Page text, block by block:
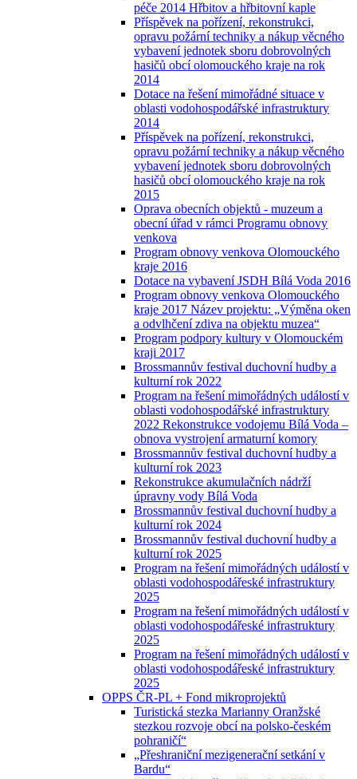
péče 2014 Hřbitov a hřbitovní kaple
Příspěvek na pořízení, rekonstrukci,
opravu požární techniky a nákup věcného
vybavení jednotek sboru dobrovolných
hasičů obcí olomouckého kraje na rok
2014
Dotace na řešení mimořádné situace v
oblasti vodohospodářské infrastruktury
2014
Příspěvek na pořízení, rekonstrukci,
opravu požární techniky a nákup věcného
vybavení jednotek sboru dobrovolných
hasičů obcí olomouckého kraje na rok
2015
Oprava obecních objektů - muzeum a
obecní úřad v rámci Programu obnovy
venkova
Program obnovy venkova Olomouckého
kraje 2016
Dotace na vybavení JSDH Bílá Voda 2016
Program obnovy venkova Olomouckého
kraje 2017 Název projektu: „Výměna oken
a odvlhčení zdiva na objektu muzea“
Program podpory kultury v Olomouckém
kraji 2017
Brossmannův festival duchovní hudby a
kulturní rok 2022
Program na řešení mimořádných událostí v
oblasti vodohospodářské infrastruktury
2022 Rekonstrukce vodojemu Bílá Voda –
obnova vystrojení armaturní komory
Brossmannův festival duchovní hudby a
kulturní rok 2023
Rekonstrukce akumulačních nádrží
úpravny vody Bílá Voda
Brossmannův festival duchovní hudby a
kulturní rok 2024
Brossmannův festival duchovní hudby a
kulturní rok 2025
Program na řešení mimořádných událostí v
oblasti vodohospodářeské infrastruktury
2025
Program na řešení mimořádných událostí v
oblasti vodohospodářeské infrastruktury
2025
Program na řešení mimořádných událostí v
oblasti vodohospodářeské infrastruktury
2025
OPPS ČR-PL + Fond mikroprojektů
Turistická stezka Marianny Oranžské
stezkou rozvoje obcí na polsko-českém
pohraničí“
„Přeshraniční mezigenerační setkání v
Bardu“